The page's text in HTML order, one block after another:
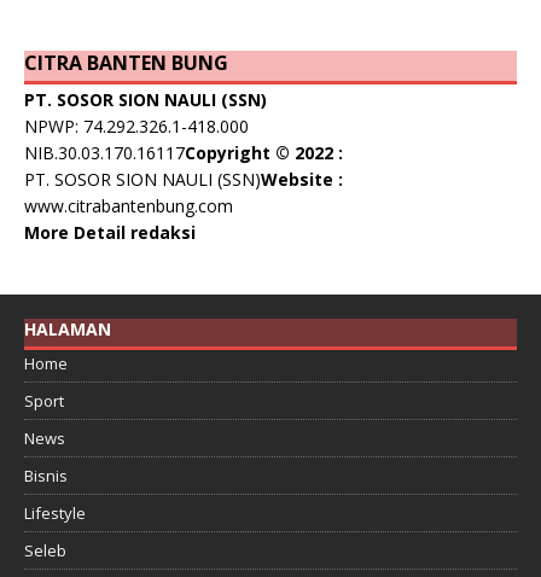
CITRA BANTEN BUNG
PT. SOSOR SION NAULI (SSN)
NPWP: 74.292.326.1-418.000
NIB.30.03.170.16117Copyright © 2022 :
PT. SOSOR SION NAULI (SSN)Website :
www.citrabantenbung.com
More Detail redaksi
HALAMAN
Home
Sport
News
Bisnis
Lifestyle
Seleb